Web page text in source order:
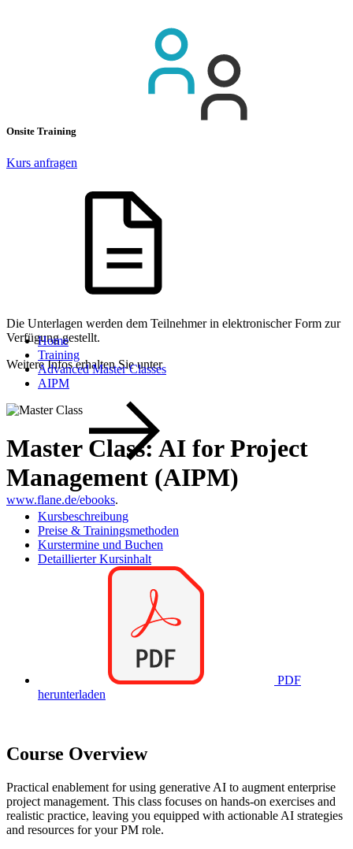
Onsite Training
Kurs anfragen
Die Unterlagen werden dem Teilnehmer in elektronischer Form zur
Verfügung gestellt.
Weitere Infos erhalten Sie unter
www.flane.de/ebooks.
Home
Training
Advanced Master Classes
AIPM
Master Class: AI for Project
Management (AIPM)
Kursbeschreibung
Preise & Trainingsmethoden
Kurstermine und Buchen
Detaillierter Kursinhalt
PDF
herunterladen
Course Overview
Practical enablement for using generative AI to augment enterprise
project management. This class focuses on hands-on exercises and
realistic practice, leaving you equipped with actionable AI strategies
and resources for your PM role.